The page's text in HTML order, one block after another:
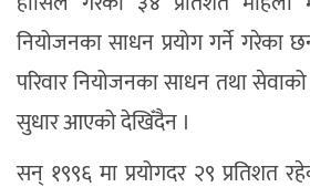
नियोजनका साधन प्रयोग गर्ने गरेका
परिवार नियोजनका साधन तथा
सुधार आएको देखिँदैन ।
सन् १९९६ मा प्रयोगदर २९ प्रतिशत